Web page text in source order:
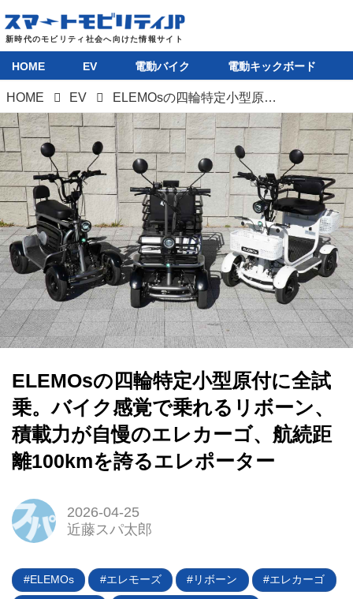
HOME EV 電動バイク 電動キックボード
HOME EV ELEMOsの四輪特定小型原付に全試乗。バイク感覚で乗れるリボーン、積載力が自慢のエレカーゴ、航続距離100kmを誇るエレポーター
ELEMOsの四輪特定小型原付に全試
乗。バイク感覚で乗れるリボーン、
積載力が自慢のエレカーゴ、航続距
離100kmを誇るエレポーター
2026-04-25
近藤スパ太郎
ELEMOs エレモーズ リボーン エレカーゴ